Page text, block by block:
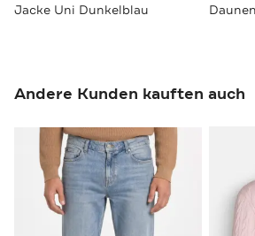
Jacke Uni Dunkelblau
Andere Kunden kauften auch